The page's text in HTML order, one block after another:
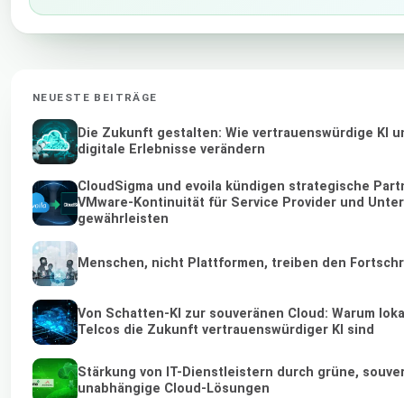
NEUESTE BEITRÄGE
Die Zukunft gestalten: Wie vertrauenswürdige KI
digitale Erlebnisse verändern
CloudSigma und evoila kündigen strategische
VMware-Kontinuität für Service Provider und
gewährleisten
Menschen, nicht Plattformen, treiben den
Von Schatten-KI zur souveränen Cloud: Warum
Telcos die Zukunft vertrauenswürdiger KI sind
Stärkung von IT-Dienstleistern durch grüne,
unabhängige Cloud-Lösungen